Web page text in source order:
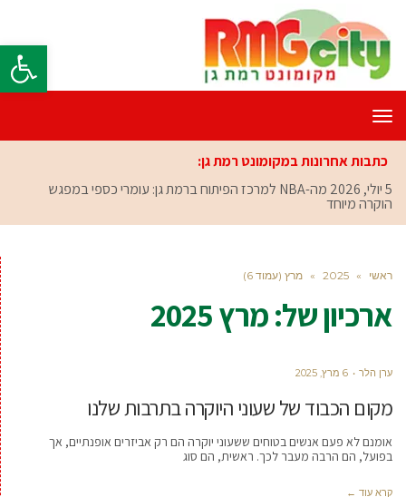
פתח
תפריט
כתבות אחרונות במקומונט רמת גן:
5 יולי, 2026
מה-NBA למרכז הפיתוח ברמת גן: עומרי כספי במפגש
הוקרה מיוחד
ראשי »
2025
» מרץ (עמוד 6)
ארכיון של:מרץ 2025
ערן הלר 6 מרץ, 2025
מקום הכבוד של שעוני היוקרה בתרבות שלנו
אומנם לא פעם אנשים בטוחים ששעוני יוקרה הם רק אביזרים אופנתיים, אך
בפועל, הם הרבה מעבר לכך. ראשית, הם סוג
קרא עוד ←